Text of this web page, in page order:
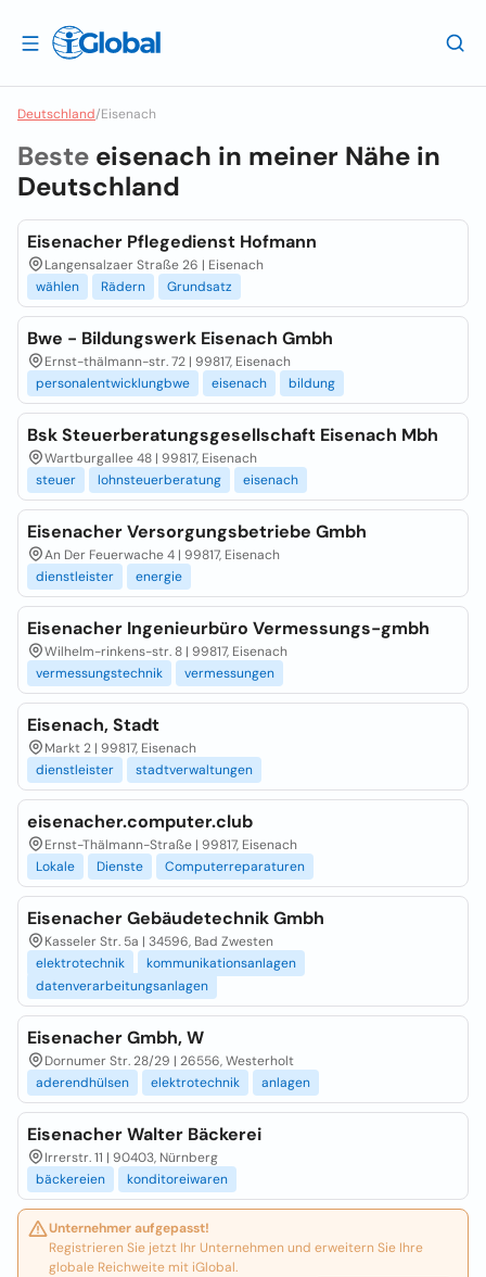
Deutschland/Eisenach
Beste eisenach in meiner Nähe in
Deutschland
Eisenacher Pflegedienst Hofmann
Langensalzaer Straße 26 | Eisenach
wählen
Rädern Grundsatz
Bwe - Bildungswerk Eisenach Gmbh
Ernst-thälmann-str. 72 | 99817, Eisenach
personalentwicklungbwe
eisenach bildung
Bsk Steuerberatungsgesellschaft Eisenach Mbh
Wartburgallee 48 | 99817, Eisenach
steuer
lohnsteuerberatung eisenach
Eisenacher Versorgungsbetriebe Gmbh
An Der Feuerwache 4 | 99817, Eisenach
dienstleister
energie
Eisenacher Ingenieurbüro Vermessungs-gmbh
Wilhelm-rinkens-str. 8 | 99817, Eisenach
vermessungstechnik
vermessungen
Eisenach, Stadt
Markt 2 | 99817, Eisenach
dienstleister
stadtverwaltungen
eisenacher.computer.club
Ernst-Thälmann-Straße | 99817, Eisenach
Lokale
Dienste Computerreparaturen
Eisenacher Gebäudetechnik Gmbh
Kasseler Str. 5a | 34596, Bad Zwesten
elektrotechnik
kommunikationsanlagen
datenverarbeitungsanlagen
Eisenacher Gmbh, W
Dornumer Str. 28/29 | 26556, Westerholt
aderendhülsen
elektrotechnik anlagen
Eisenacher Walter Bäckerei
Irrerstr. 11 | 90403, Nürnberg
bäckereien
konditoreiwaren
Unternehmer aufgepasst!
Registrieren Sie jetzt Ihr Unternehmen und erweitern Sie Ihre
globale Reichweite mit iGlobal.